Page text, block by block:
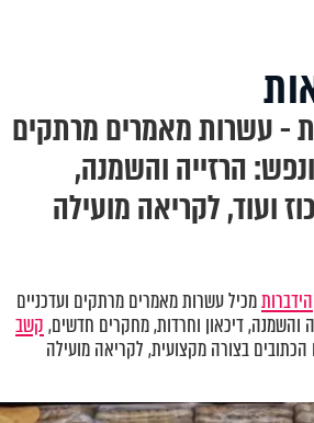
- עשרות מאמרים מרתקים
הרזייה והשמנה,
ועוד, לקריאה מועילה
הידברותמכיל עשרות מאמרים מרתקים ועדכניים
והשמנה, דיכאון וחרדות,מחקרים חדשים,קשב
הכתובים בצורה מקצועית, לקריאה מועילה